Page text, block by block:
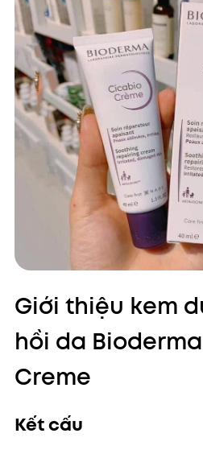
Giới thiệu kem
hồi da
Creme
Kết cấu